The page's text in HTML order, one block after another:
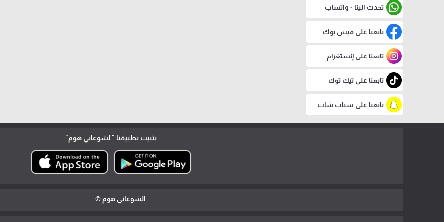
تحدث الينا - واتساب
تابعنا على فيس بوك
تابعنا على إنستغرام
تابعنا على تيك توك
تابعنا على سناب شات
تثبيت تطبيقنا "الشوعاني هوم"
الشوعاني هوم ©